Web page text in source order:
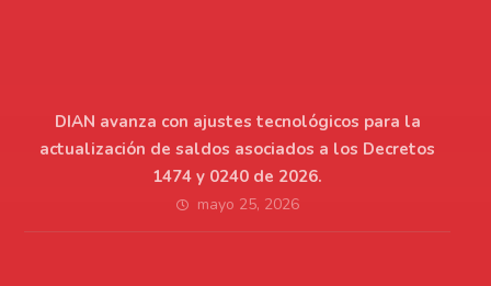
DIAN avanza con ajustes tecnológicos para la
actualización de saldos asociados a los Decretos
1474 y 0240 de 2026.
mayo 25, 2026